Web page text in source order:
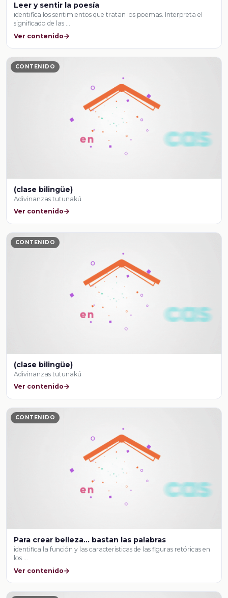
Leer y sentir la poesía
identifica los sentimientos que tratan los poemas. Interpreta el
significado de las …
Ver contenido
CONTENIDO
(clase bilingüe)
Adivinanzas tutunakú
Ver contenido
CONTENIDO
(clase bilingüe)
Adivinanzas tutunakú
Ver contenido
CONTENIDO
Para crear belleza… bastan las palabras
identifica la función y las características de las figuras retóricas en
los …
Ver contenido